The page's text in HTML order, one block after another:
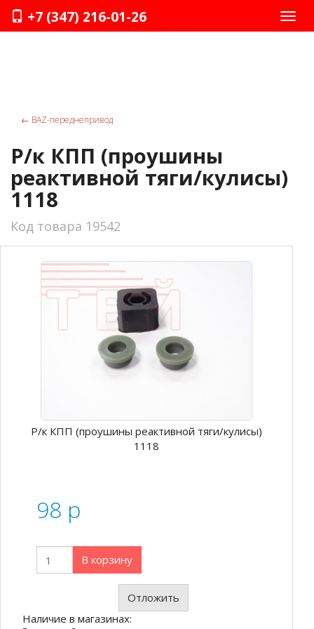
+7 (347) 216-01-26
← ВАZ-переднепривод
Р/к КПП (проушины
реактивной тяги/кулисы)
1118
Код товара 19542
Р/к КПП (проушины реактивной тяги/кулисы)
1118
98 p
В корзину
Отложить
Наличие в магазинах: